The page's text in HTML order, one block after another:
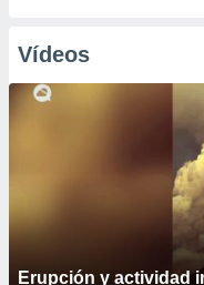
Vídeos
Erupción y actividad